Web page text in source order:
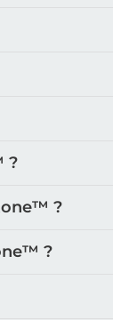
?
?
?